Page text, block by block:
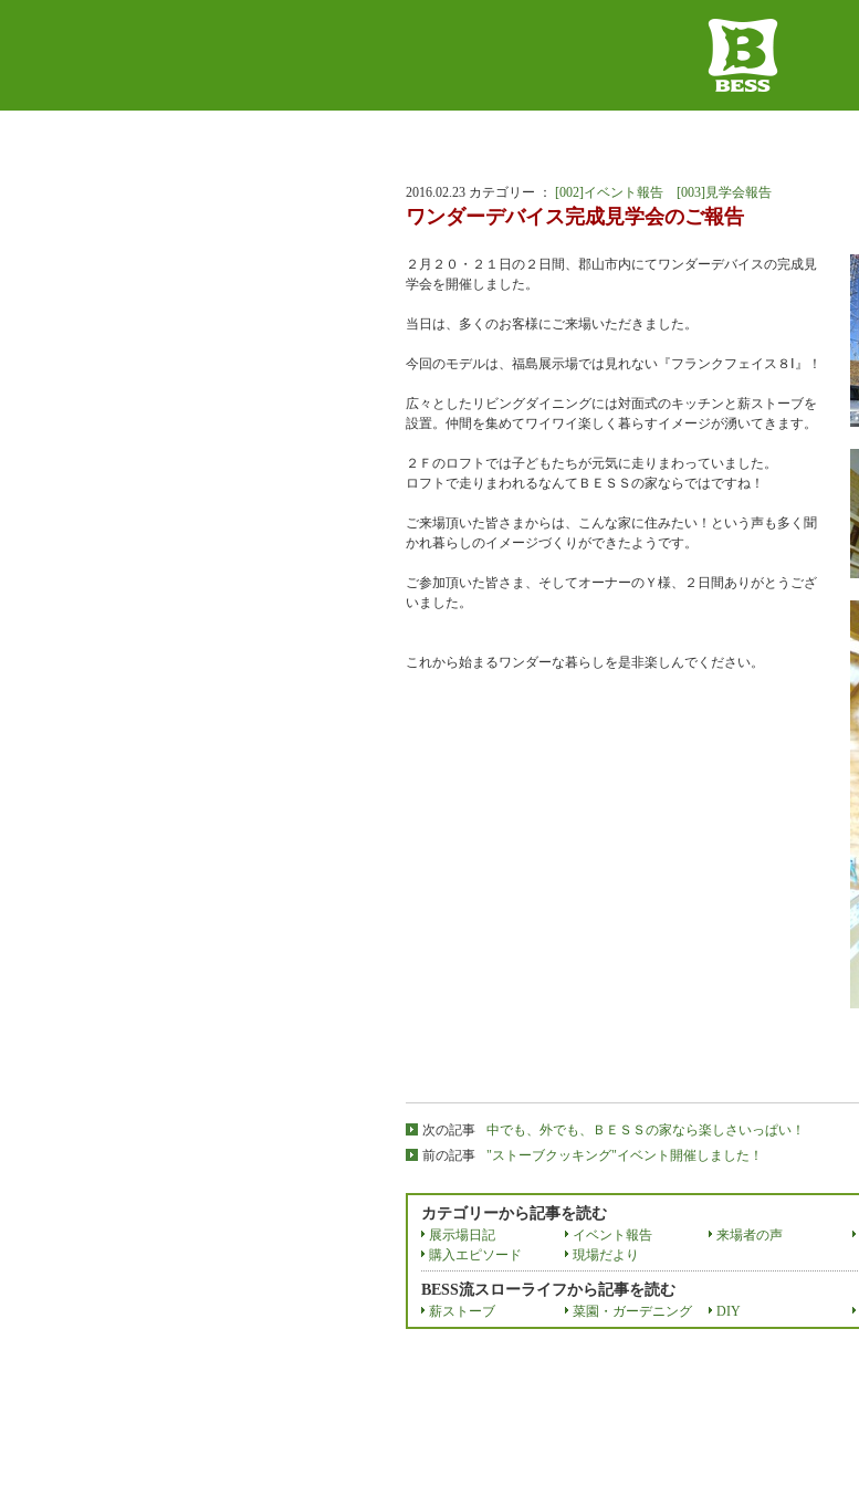
2016.02.23 カテゴリー ： [002]イベント報告 [003]見学会報告
ワンダーデバイス完成見学会のご報告
２月２０・２１日の２日間、郡山市内にてワンダーデバイスの完成見
学会を開催しました。
当日は、多くのお客様にご来場いただきました。
今回のモデルは、福島展示場では見れない『フランクフェイス８Ⅰ』！
広々としたリビングダイニングには対面式のキッチンと薪ストーブを
設置。仲間を集めてワイワイ楽しく暮らすイメージが湧いてきます。
２Ｆのロフトでは子どもたちが元気に走りまわっていました。
ロフトで走りまわれるなんてＢＥＳＳの家ならではですね！
ご来場頂いた皆さまからは、こんな家に住みたい！という声も多く聞
かれ暮らしのイメージづくりができたようです。
ご参加頂いた皆さま、そしてオーナーのＹ様、２日間ありがとうござ
いました。
これから始まるワンダーな暮らしを是非楽しんでください。
次の記事
中でも、外でも、ＢＥＳＳの家なら楽しさいっぱい！
前の記事
"ストーブクッキング"イベント開催しました！
カテゴリーから記事を読む
展示場日記 イベント報告 来場者の声
購入エピソード
現場だより
BESS流スローライフから記事を読む
薪ストーブ 菜園・ガーデニング DIY